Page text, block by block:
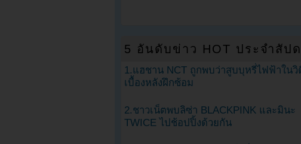
5 อันดับข่าว HOT ประจำสัป
1.แฮชาน NCT ถูกพบว่าสูบบุหรี่ไฟฟ้าในวิ
เบื้องหลังฝึกซ้อม
2.ชาวเน็ตพบลิซ่า BLACKPINK และมินะ
TWICE ไปช้อปปิ้งด้วยกัน